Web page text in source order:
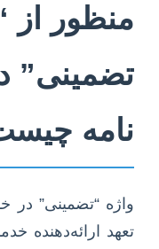
منظور از
تضمینی”
نامه
واژه “تضمینی” در
تعهد ارائه‌دهنده